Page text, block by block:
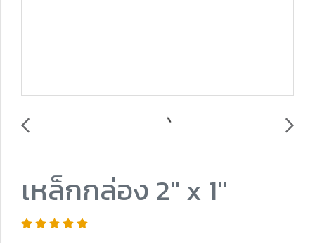
เหล็กกล่อง 2" x 1"